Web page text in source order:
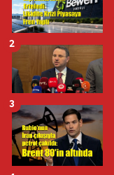
2
3